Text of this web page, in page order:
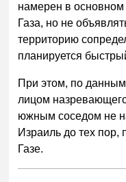
намерен в основном
Газа, но не
территорию
планируется
При этом, по
лицом
южным соседом не
Израиль до тех пор,
Газе.